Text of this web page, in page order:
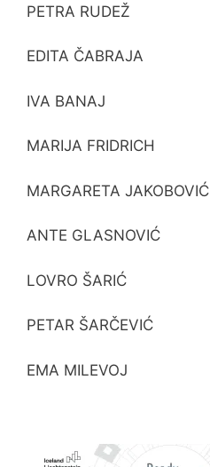
PETRA RUDEŽ
EDITA ČABRAJA
IVA BANAJ
MARIJA FRIDRICH
MARGARETA JAKOBOVIĆ
ANTE GLASNOVIĆ
LOVRO ŠARIĆ
PETAR ŠARČEVIĆ
EMA MILEVOJ